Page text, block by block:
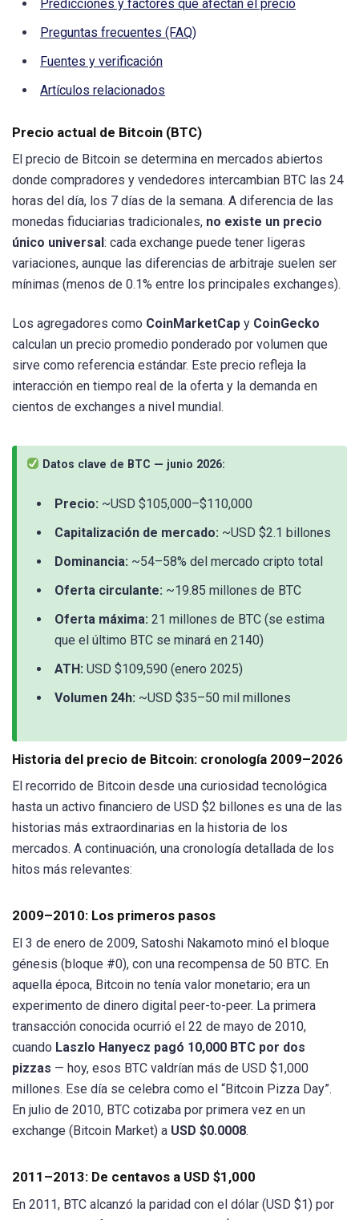
Predicciones y factores que afectan el precio
Preguntas frecuentes (FAQ)
Fuentes y verificación
Artículos relacionados
Precio actual de Bitcoin (BTC)
El precio de Bitcoin se determina en mercados abiertos
donde compradores y vendedores intercambian BTC las 24
horas del día, los 7 días de la semana. A diferencia de las
monedas fiduciarias tradicionales, no existe un precio
único universal: cada exchange puede tener ligeras
variaciones, aunque las diferencias de arbitraje suelen ser
mínimas (menos de 0.1% entre los principales exchanges).
Los agregadores como CoinMarketCap y CoinGecko
calculan un precio promedio ponderado por volumen que
sirve como referencia estándar. Este precio refleja la
interacción en tiempo real de la oferta y la demanda en
cientos de exchanges a nivel mundial.
Datos clave de BTC — junio 2026:
Precio: ~USD $105,000–$110,000
Capitalización de mercado: ~USD $2.1 billones
Dominancia: ~54–58% del mercado cripto total
Oferta circulante: ~19.85 millones de BTC
Oferta máxima: 21 millones de BTC (se estima
que el último BTC se minará en 2140)
ATH: USD $109,590 (enero 2025)
Volumen 24h: ~USD $35–50 mil millones
Historia del precio de Bitcoin: cronología 2009–2026
El recorrido de Bitcoin desde una curiosidad tecnológica
hasta un activo financiero de USD $2 billones es una de las
historias más extraordinarias en la historia de los
mercados. A continuación, una cronología detallada de los
hitos más relevantes:
2009–2010: Los primeros pasos
El 3 de enero de 2009, Satoshi Nakamoto minó el bloque
génesis (bloque #0), con una recompensa de 50 BTC. En
aquella época, Bitcoin no tenía valor monetario; era un
experimento de dinero digital peer-to-peer. La primera
transacción conocida ocurrió el 22 de mayo de 2010,
cuando Laszlo Hanyecz pagó 10,000 BTC por dos
pizzas — hoy, esos BTC valdrían más de USD $1,000
millones. Ese día se celebra como el “Bitcoin Pizza Day”.
En julio de 2010, BTC cotizaba por primera vez en un
exchange (Bitcoin Market) a USD $0.0008.
2011–2013: De centavos a USD $1,000
En 2011, BTC alcanzó la paridad con el dólar (USD $1) por